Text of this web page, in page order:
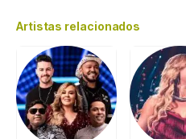
Artistas relacionados